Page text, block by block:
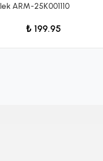
ARM-25K001110
₺ 199.95